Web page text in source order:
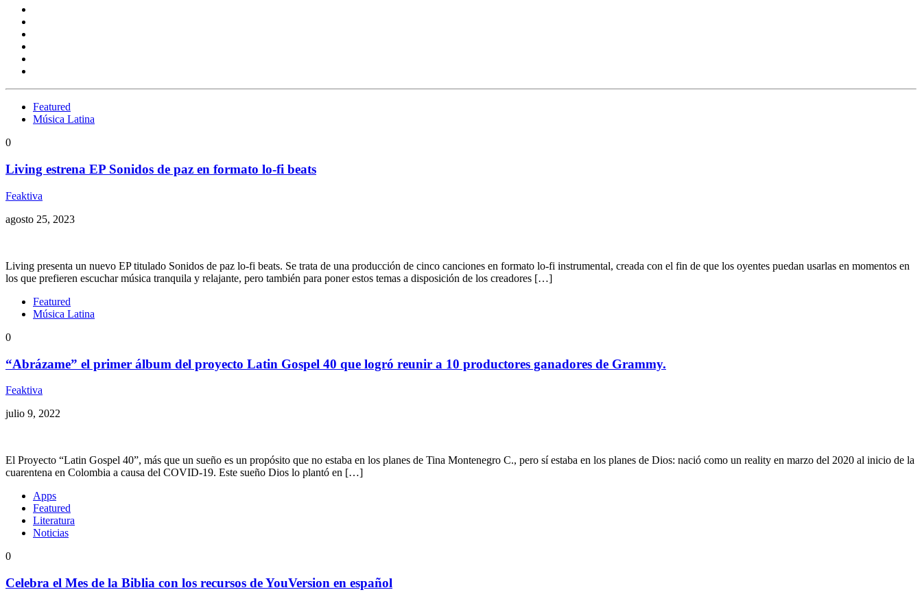
Featured
Música Latina
0
Living estrena EP Sonidos de paz en formato lo-fi beats
Feaktiva
agosto 25, 2023
Living presenta un nuevo EP titulado Sonidos de paz lo-fi beats. Se trata de una producción de cinco canciones en formato lo-fi instrumental, creada con el fin de que los oyentes puedan usarlas en momentos en
los que prefieren escuchar música tranquila y relajante, pero también para poner estos temas a disposición de los creadores […]
Featured
Música Latina
0
“Abrázame” el primer álbum del proyecto Latin Gospel 40 que logró reunir a 10 productores ganadores de Grammy.
Feaktiva
julio 9, 2022
El Proyecto “Latin Gospel 40”, más que un sueño es un propósito que no estaba en los planes de Tina Montenegro C., pero sí estaba en los planes de Dios: nació como un reality en marzo del 2020 al inicio de la
cuarentena en Colombia a causa del COVID-19. Este sueño Dios lo plantó en […]
Apps
Featured
Literatura
Noticias
0
Celebra el Mes de la Biblia con los recursos de YouVersion en español